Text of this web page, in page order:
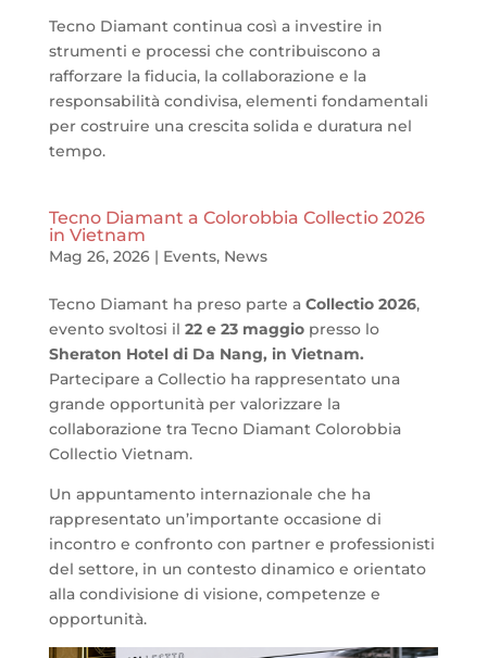
Tecno Diamant continua così a investire in
strumenti e processi che contribuiscono a
rafforzare la fiducia, la collaborazione e la
responsabilità condivisa, elementi fondamentali
per costruire una crescita solida e duratura nel
tempo.
Tecno Diamant a Colorobbia Collectio 2026
in Vietnam
Mag 26, 2026| Events, News
Tecno Diamant ha preso parte a Collectio 2026,
evento svoltosi il 22 e 23 maggiopresso lo
Sheraton Hotel di Da Nang, in Vietnam.
Partecipare a Collectio ha rappresentato una
grande opportunità per valorizzare la
collaborazione tra Tecno Diamant Colorobbia
Collectio Vietnam.
Un appuntamento internazionale che ha
rappresentato un’importante occasione di
incontro e confronto con partner e professionisti
del settore, in un contesto dinamico e orientato
alla condivisione di visione, competenze e
opportunità.